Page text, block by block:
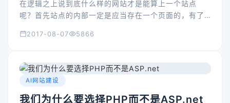
在逻辑之上说到底什么样的网站才是能算上一个站点
呢？首先站点的内部一定是应当存在一个页面的，有了
定是可以访问的，如果不能访问的话信息也就是不能呈
了。建站是十分的容易的，但是关键是看我们建设什么
网站了
2017-08-07 5866
AI网站建设
我们为什么要选择PHP而不是ASP.net